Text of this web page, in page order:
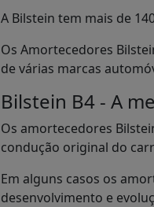
A Bilstein tem mais de
Os Amortecedores
de várias marcas
Bilstein B4 - A
Os amortecedores
condução original do
Em alguns casos os
desenvolvimento e